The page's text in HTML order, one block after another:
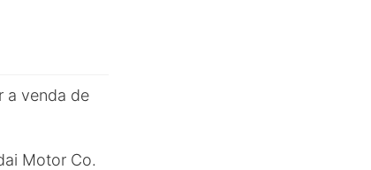
a venda de
Motor Co.